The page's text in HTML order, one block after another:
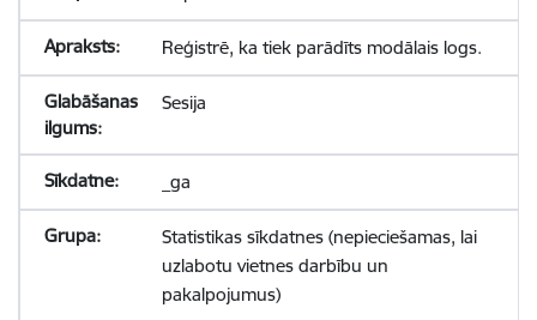
Reģistrē, ka tiek parādīts modālais logs.
Sesija
_ga
Statistikas sīkdatnes (nepieciešamas, lai
uzlabotu vietnes darbību un
pakalpojumus)